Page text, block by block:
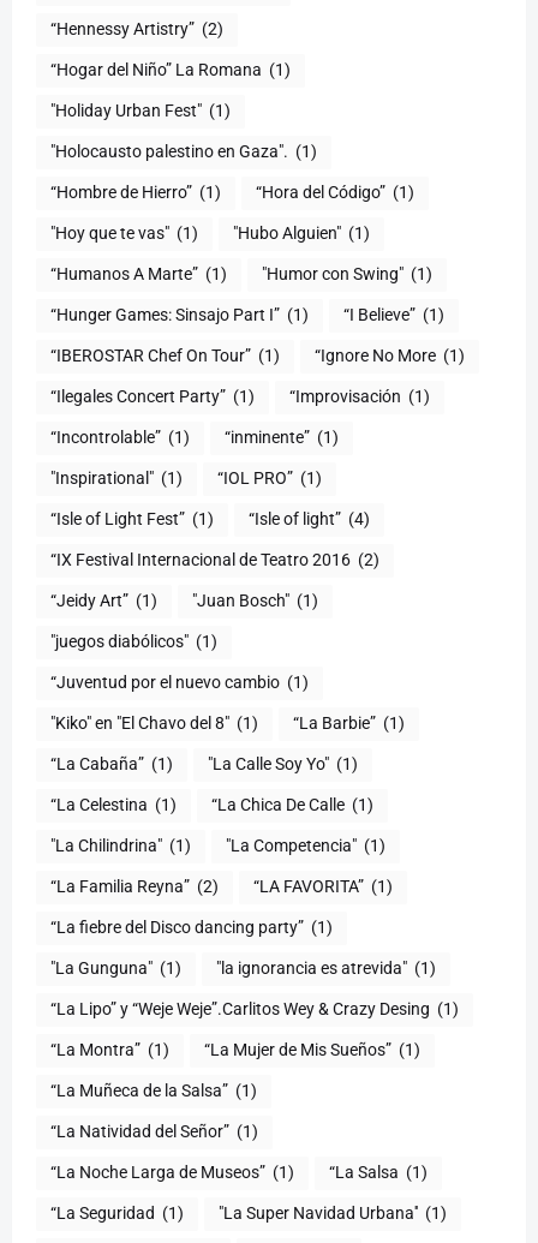
“Hennessy Artistry” (2)
“Hogar del Niño” La Romana (1)
(1)
"Holocausto palestino en Gaza". (1)
“Hombre de Hierro” (1) (1)
"Hoy que te vas" (1) "Hubo Alguien" (1)
“Humanos A Marte” (1) "Humor con Swing" (1)
(1) “I Believe” (1)
“IBEROSTAR Chef On Tour” (1) “Ignore No More (1)
“Ilegales Concert Party” (1) “Improvisación (1)
“Incontrolable” (1) “inminente” (1)
"Inspirational" (1) “IOL PRO” (1)
“Isle of Light Fest” (1) “Isle of light” (4)
“IX Festival Internacional de Teatro 2016 (2)
“Jeidy Art” (1) "Juan Bosch" (1)
"juegos diabólicos" (1)
“Juventud por el nuevo cambio (1)
"Kiko" en "El Chavo del 8" (1) “La Barbie” (1)
“La Cabaña” (1) "La Calle Soy Yo" (1)
“La Celestina (1) “La Chica De Calle (1)
"La Chilindrina" (1) "La Competencia" (1)
“La Familia Reyna” (2) “LA FAVORITA” (1)
“La fiebre del Disco dancing party” (1)
(1) "la ignorancia es atrevida" (1)
“La Lipo” y “Weje Weje”.Carlitos Wey & Crazy Desing (1)
“La Montra” (1) “La Mujer de Mis Sueños” (1)
“La Muñeca de la Salsa” (1)
“La Natividad del Señor” (1)
“La Noche Larga de Museos” (1) “La Salsa (1)
“La Seguridad (1) "La Super Navidad Urbana'' (1)